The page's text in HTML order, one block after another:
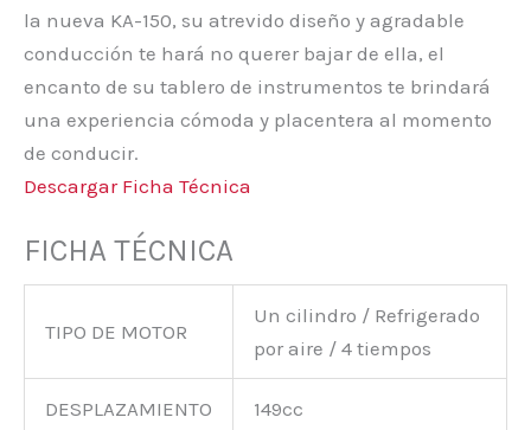
la nueva KA-150, su atrevido diseño y agradable
conducción te hará no querer bajar de ella, el
encanto de su tablero de instrumentos te brindará
una experiencia cómoda y placentera al momento
de conducir.
Descargar Ficha Técnica
FICHA TÉCNICA
TIPO DE MOTOR
Un cilindro / Refrigerado
por aire / 4 tiempos
DESPLAZAMIENTO 149cc